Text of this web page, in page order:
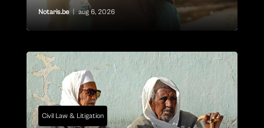
Notaris.be | aug 6, 2026
Civil Law & Litigation